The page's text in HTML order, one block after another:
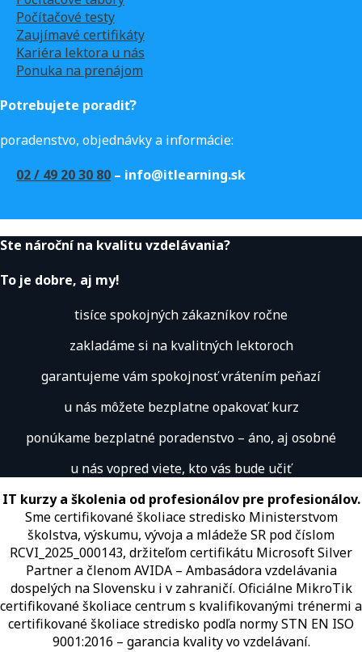
Počítačové testy
Zaujímavé certifikáty
Kariéra lektora u nás
Ponuka na prenájom
Potrebujete poradiť?
poradenstvo, objednávky a informácie:
02 / 49 20 30 80 – info@itlearning.sk
Ste nároční na kvalitu vzdelávania?
To je dobre, aj my!
tisíce spokojných zákazníkov ročne
zakladáme si na kvalitných lektoroch
garantujeme vám spokojnosť vrátením peňazí
u nás môžete bezplatne opakovať kurz
ponúkame bezplatné poradenstvo – áno, aj osobné
u nás vopred viete, kto vás bude učiť
IT kurzy a školenia od profesionálov pre profesionálov.
Sme certifikované školiace stredisko Ministerstvom
školstva, výskumu, vývoja a mládeže SR pod číslom
RCVI_2025_000143, držiteľom certifikátu Microsoft Silver
Partner a členom AVIDA – Ambasádora vzdelávania
dospelých na Slovensku i v zahraničí.​​​​​​​​​​​​​​​​ Oficiálne MikroTik
certifikované školiace centrum s kvalifikovanými trénermi ​​​​​​​​​​a
certifikované školiace stredisko podľa normy STN EN ISO
9001:2016 – garancia kvality vo vzdelávaní.